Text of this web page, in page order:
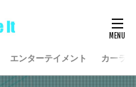
エンターテイメント カーラ